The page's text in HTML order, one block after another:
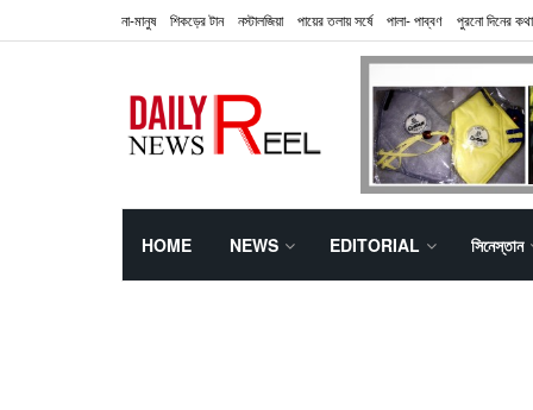
না-মানুষ শিকড়ের টান নস্টালজিয়া পায়ের তলায় সর্ষে পালা- পাব্বণ পুরনো দিনের কথা
HOME NEWS EDITORIAL সিনেস্তান